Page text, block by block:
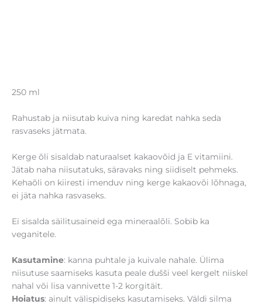
250 ml
Rahustab ja niisutab kuiva ning karedat nahka seda
rasvaseks jätmata.
Kerge õli sisaldab naturaalset kakaovõid ja E vitamiini.
Jätab naha niisutatuks, säravaks ning siidiselt pehmeks.
Kehaõli on kiiresti imenduv ning kerge kakaovõi lõhnaga,
ei jäta nahka rasvaseks.
Ei sisalda säilitusaineid ega mineraalõli. Sobib ka
veganitele.
Kasutamine: kanna puhtale ja kuivale nahale. Ülima
niisutuse saamiseks kasuta peale dušši veel kergelt niiskel
nahal või lisa vannivette 1-2 korgitäit.
Hoiatus: ainult välispidiseks kasutamiseks. Väldi silma